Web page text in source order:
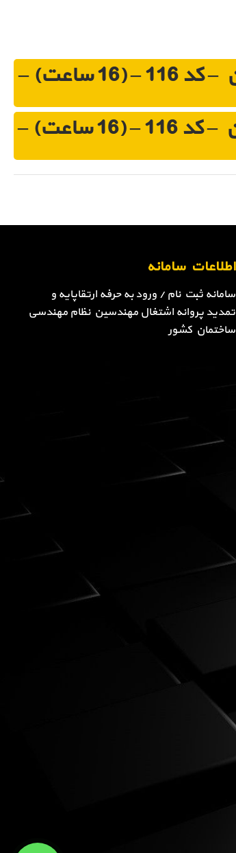
کلاس آنلاین – الزامات هماهنگی، مدیریت و اجرای ساختمان – کد 116 – (16 ساعت) –
آزمون نهایی – الزامات هماهنگی، مدیریت و اجرای ساختمان – کد 116 – (16 ساعت) –
اطلاعات سامانه
سامانه ثبت نام / ورود به حرفه ارتقاپایه و
تمدید پروانه اشتغال مهندسین نظام مهندسی
ساختمان کشور